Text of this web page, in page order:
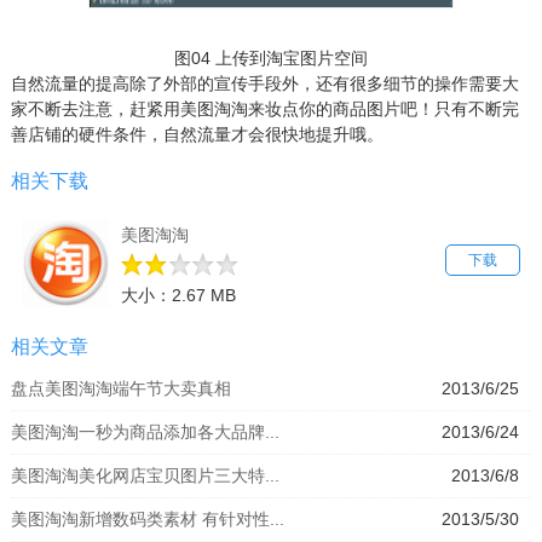
图04 上传到淘宝图片空间
自然流量的提高除了外部的宣传手段外，还有很多细节的操作需要大
家不断去注意，赶紧用美图淘淘来妆点你的商品图片吧！只有不断完
善店铺的硬件条件，自然流量才会很快地提升哦。
相关下载
下载
美图淘淘
大小：2.67 MB
相关文章
2013/6/25
盘点美图淘淘端午节大卖真相
2013/6/24
美图淘淘一秒为商品添加各大品牌...
2013/6/8
美图淘淘美化网店宝贝图片三大特...
2013/5/30
美图淘淘新增数码类素材 有针对性...